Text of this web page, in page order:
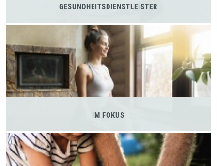
GESUNDHEITSDIENSTLEISTER
IM FOKUS